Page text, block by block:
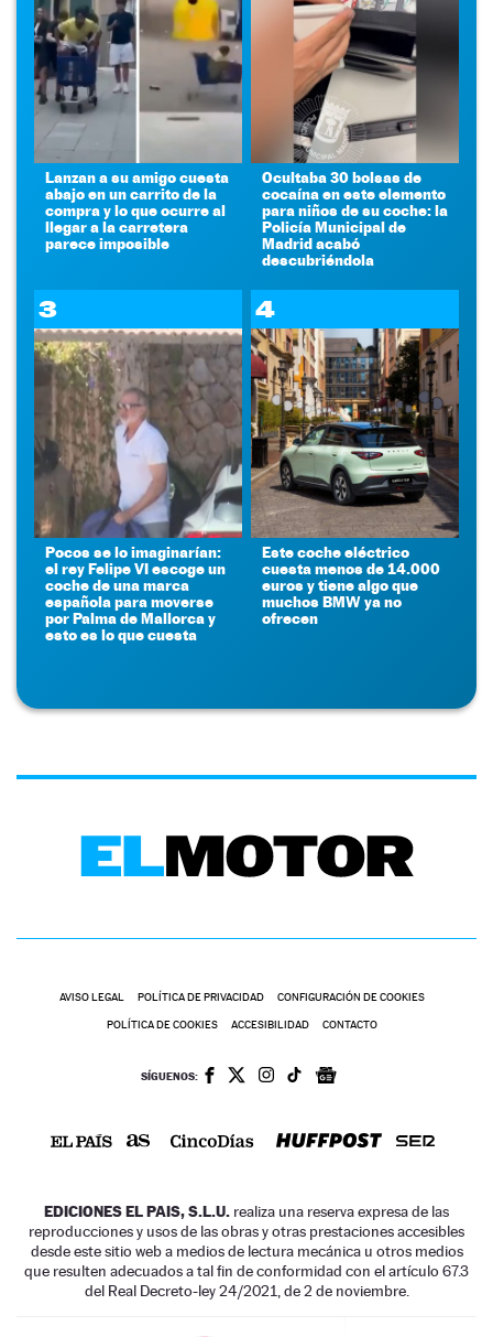
Lanzan a su amigo cuesta
abajo en un carrito de la
compra y lo que ocurre al
llegar a la carretera
parece imposible
Ocultaba 30 bolsas de
cocaína en este elemento
para niños de su coche: la
Policía Municipal de
Madrid acabó
descubriéndola
3
Pocos se lo imaginarían:
el rey Felipe VI escoge un
coche de una marca
española para moverse
por Palma de Mallorca y
esto es lo que cuesta
4
Este coche eléctrico
cuesta menos de 14.000
euros y tiene algo que
muchos BMW ya no
ofrecen
AVISO LEGAL POLÍTICA DE PRIVACIDAD CONFIGURACIÓN DE COOKIES
POLÍTICA DE COOKIES ACCESIBILIDAD CONTACTO
SÍGUENOS:
EDICIONES EL PAIS, S.L.U. realiza una reserva expresa de las
reproducciones y usos de las obras y otras prestaciones accesibles
desde este sitio web a medios de lectura mecánica u otros medios
que resulten adecuados a tal fin de conformidad con el artículo 67.3
del Real Decreto-ley 24/2021, de 2 de noviembre.